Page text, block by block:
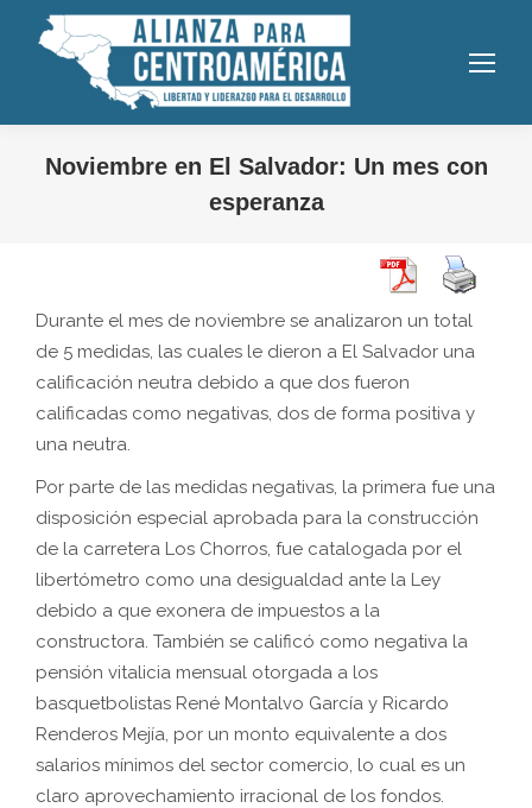
Noviembre en El Salvador: Un mes con
esperanza
Durante el mes de noviembre se analizaron un total
de 5 medidas, las cuales le dieron a El Salvador una
calificación neutra debido a que dos fueron
calificadas como negativas, dos de forma positiva y
una neutra.
Por parte de las medidas negativas, la primera fue una
disposición especial aprobada para la construcción
de la carretera Los Chorros, fue catalogada por el
libertómetro como una desigualdad ante la Ley
debido a que exonera de impuestos a la
constructora. También se calificó como negativa la
pensión vitalicia mensual otorgada a los
basquetbolistas René Montalvo García y Ricardo
Renderos Mejía, por un monto equivalente a dos
salarios mínimos del sector comercio, lo cual es un
claro aprovechamiento irracional de los fondos.